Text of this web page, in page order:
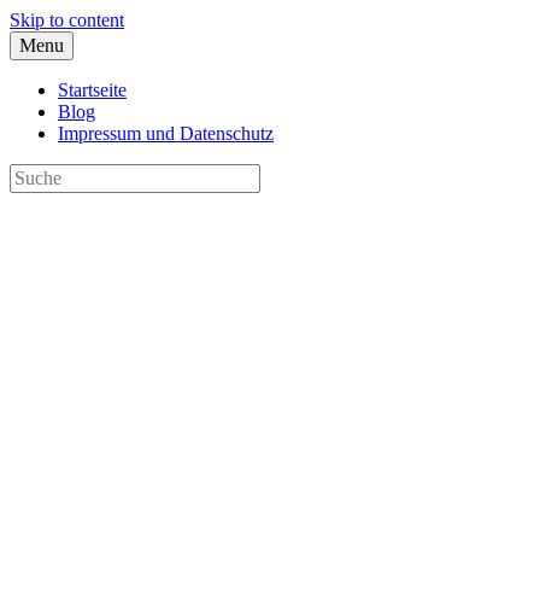
Skip to content
Menu
Startseite
Blog
Impressum und Datenschutz